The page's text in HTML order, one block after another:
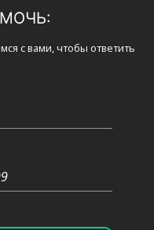
с вами, чтобы ответить